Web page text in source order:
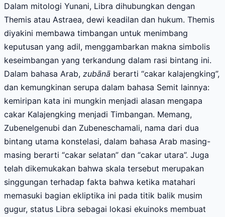
Dalam mitologi Yunani, Libra dihubungkan dengan
Themis atau Astraea, dewi keadilan dan hukum. Themis
diyakini membawa timbangan untuk menimbang
keputusan yang adil, menggambarkan makna simbolis
keseimbangan yang terkandung dalam rasi bintang ini.
Dalam bahasa Arab, zubānā berarti “cakar kalajengking”,
dan kemungkinan serupa dalam bahasa Semit lainnya:
kemiripan kata ini mungkin menjadi alasan mengapa
cakar Kalajengking menjadi Timbangan. Memang,
Zubenelgenubi dan Zubeneschamali, nama dari dua
bintang utama konstelasi, dalam bahasa Arab masing-
masing berarti “cakar selatan” dan “cakar utara”. Juga
telah dikemukakan bahwa skala tersebut merupakan
singgungan terhadap fakta bahwa ketika matahari
memasuki bagian ekliptika ini pada titik balik musim
gugur, status Libra sebagai lokasi ekuinoks membuat